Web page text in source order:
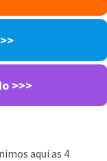
>>>
aqui as 4